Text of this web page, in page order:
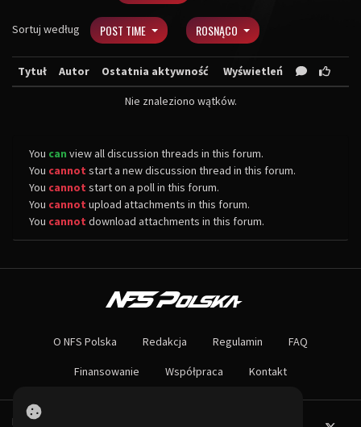
Sortuj według POST TIME ROSNĄCO
Tytuł Autor Ostatnia aktywność Wyświetleń
Nie znaleziono wątków.
You can view all discussion threads in this forum.
You cannot start a new discussion thread in this forum.
You cannot start on a poll in this forum.
You cannot upload attachments in this forum.
You cannot download attachments in this forum.
Największa społeczność Need for Speed w Polsce! Znajdziesz u nas
Nie czekaj dłużej - wstąp do naszej społeczności! Czekamy na ciebie!
O NFS Polska Redakcja Regulamin FAQ
Finansowanie Współpraca Kontakt
Powered by PHP-Fusion.